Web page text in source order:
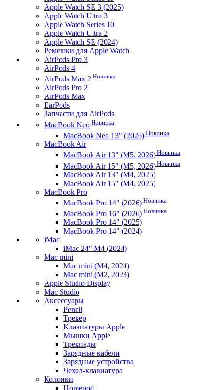
Apple Watch SE 3 (2025)
Apple Watch Ultra 3
Apple Watch Series 10
Apple Watch Ultra 2
Apple Watch SE (2024)
Ремешки для Apple Watch
AirPods Pro 3
AirPods 4
AirPods Max 2 Новинка
AirPods Pro 2
AirPods Max
EarPods
Запчасти для AirPods
MacBook Neo Новинка
MacBook Neo 13" (2026) Новинка
MacBook Air
MacBook Air 13" (M5, 2026) Новинка
MacBook Air 15" (M5, 2026) Новинка
MacBook Air 13" (M4, 2025)
MacBook Air 15" (M4, 2025)
MacBook Pro
MacBook Pro 14" (2026) Новинка
MacBook Pro 16" (2026) Новинка
MacBook Pro 14" (2025)
MacBook Pro 14" (2024)
iMac
iMac 24" M4 (2024)
Mac mini
Mac mini (M4, 2024)
Mac mini (M2, 2023)
Apple Studio Display
Mac Studio
Аксессуары
Pencil
Трекер
Клавиатуры Apple
Мышки Apple
Трекпады
Зарядные кабели
Зарядные устройства
Чехол-клавиатура
Колонки
Homepod